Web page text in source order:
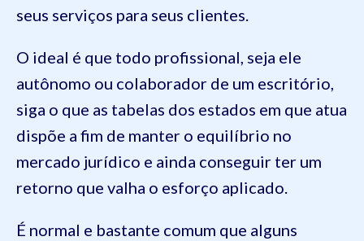
seus serviços para seus clientes.
O ideal é que todo profissional, seja ele
autônomo ou colaborador de um escritório,
siga o que as tabelas dos estados em que atua
dispõe a fim de manter o equilíbrio no
mercado jurídico e ainda conseguir ter um
retorno que valha o esforço aplicado.
É normal e bastante comum que alguns